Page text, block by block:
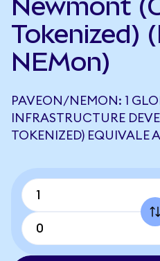
Newmont
Tokenized)
NEMon)
PAVEON/NEMON: 1
INFRASTRUCTURE
TOKENIZED) EQUIVALE